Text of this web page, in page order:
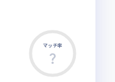
マッチ率